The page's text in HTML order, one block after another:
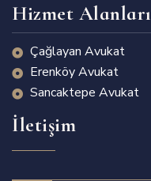
Hizmet Alanları
Çağlayan Avukat
Erenköy Avukat
Sancaktepe Avukat
İletişim